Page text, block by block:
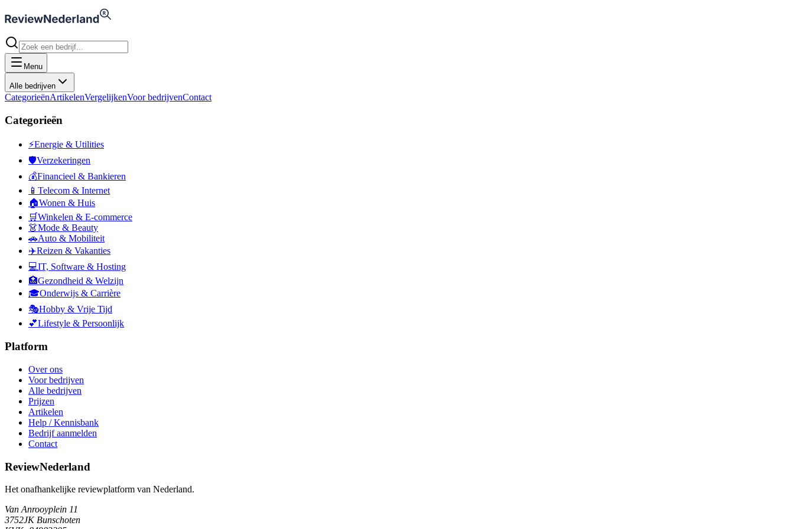
Menu
Alle bedrijven
CategorieënArtikelenVergelijkenVoor bedrijvenContact
Categorieën
⚡Energie & Utilities
🛡️Verzekeringen
💰Financieel & Bankieren
📱 Telecom & Internet
🏠Wonen & Huis
🛒Winkelen & E-commerce
👗Mode & Beauty
🚗Auto & Mobiliteit
✈️Reizen & Vakanties
💻IT, Software & Hosting
🏥Gezondheid & Welzijn
🎓Onderwijs & Carrière
🎭Hobby & Vrije Tijd
💕Lifestyle & Persoonlijk
Platform
Over ons
Voor bedrijven
Alle bedrijven
Prijzen
Artikelen
Help / Kennisbank
Bedrijf aanmelden
Contact
ReviewNederland
Het onafhankelijke reviewplatform van Nederland.
Van Anrooyplein 11
3752JK Bunschoten